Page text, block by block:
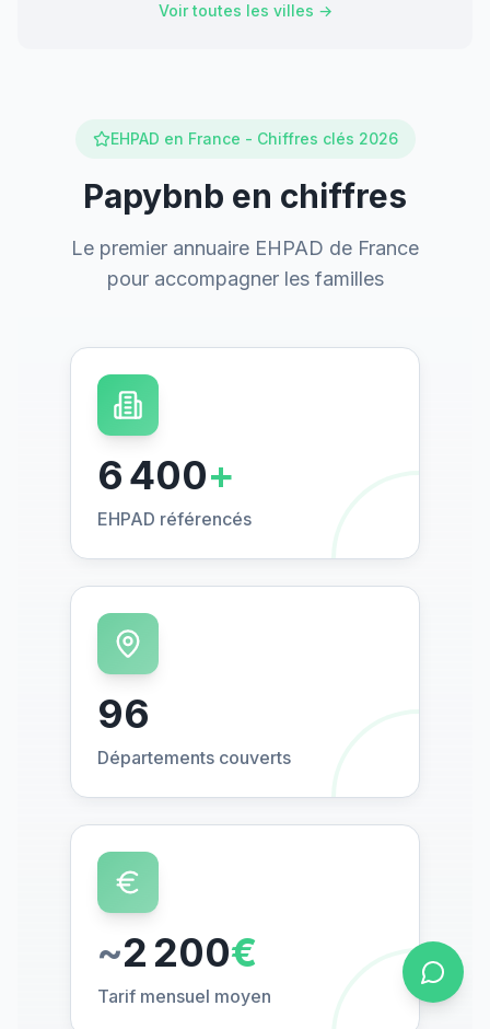
Voir toutes les villes →
EHPAD en France - Chiffres clés 2026
Papybnb en chiffres
Le premier annuaire EHPAD de France
pour accompagner les familles
6 400+
EHPAD référencés
96
Départements couverts
~2 200€
Tarif mensuel moyen